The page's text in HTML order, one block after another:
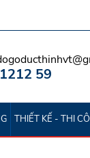
59
THIẾT KẾ - THI